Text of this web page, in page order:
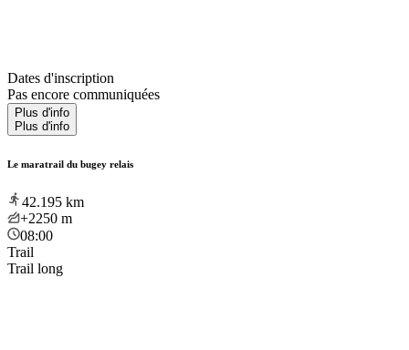
Dates d'inscription
Pas encore communiquées
Plus d'info
Plus d'info
Le maratrail du bugey relais
42.195 km
+2250 m
08:00
Trail
Trail long